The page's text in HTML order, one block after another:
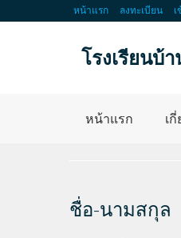
หน้าแรก ลงทะเบียน
โรงเรียนบ้
หน้าแรก เ
ชื่อ-นามสกุล